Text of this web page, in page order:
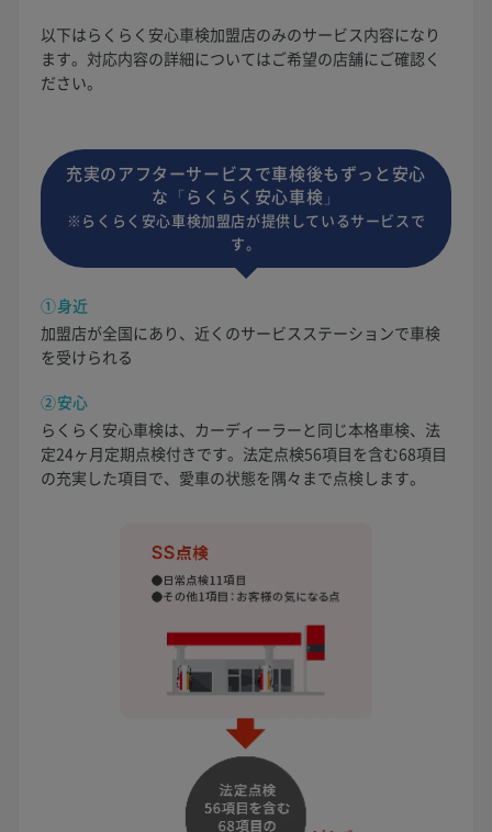
以下はらくらく安心車検加盟店のみのサービス内容になり
ます。対応内容の詳細についてはご希望の店舗にご確認く
ださい。
充実のアフターサービスで車検後もずっと安心
な「らくらく安心車検」
※らくらく安心車検加盟店が提供しているサービスで
す。
①身近
加盟店が全国にあり、近くのサービスステーションで車検
を受けられる
②安心
らくらく安心車検は、カーディーラーと同じ本格車検、法
定24ヶ月定期点検付きです。法定点検56項目を含む68項目
の充実した項目で、愛車の状態を隅々まで点検します。